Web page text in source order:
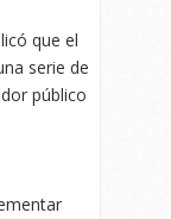
que el
serie de
público